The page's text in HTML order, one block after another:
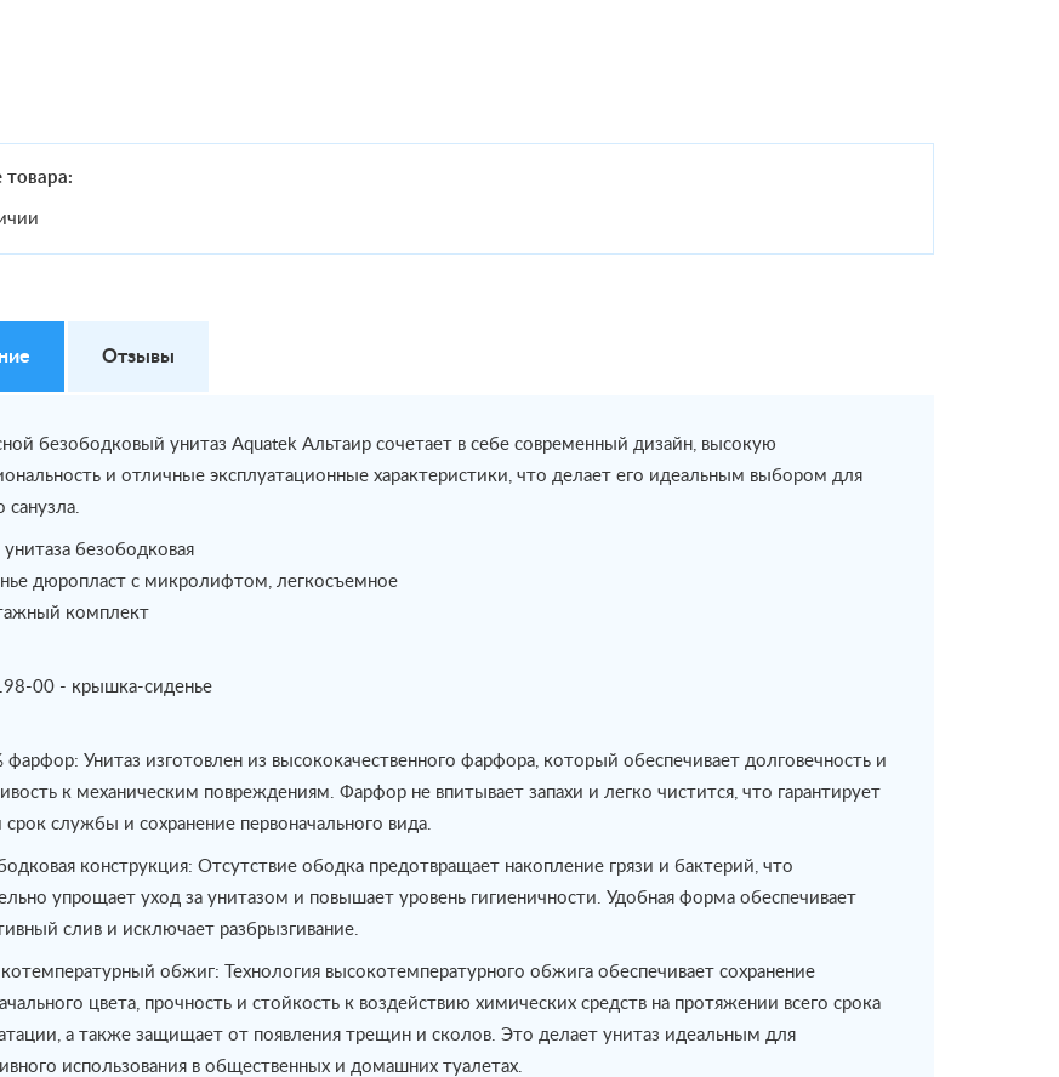
товара:
Отзывы
безободковый унитаз Aquatek Альтаир сочетает в себе современный дизайн, высокую
и отличные эксплуатационные характеристики, что делает его идеальным выбором для
санузла.
безободковая
дюропласт с микролифтом, легкосъемное
комплект
00 - крышка-сиденье
фарфор: Унитаз изготовлен из высококачественного фарфора, который обеспечивает долговечность и
к механическим повреждениям. Фарфор не впитывает запахи и легко чистится, что гарантирует
срок службы и сохранение первоначального вида.
конструкция: Отсутствие ободка предотвращает накопление грязи и бактерий, что
упрощает уход за унитазом и повышает уровень гигиеничности. Удобная форма обеспечивает
слив и исключает разбрызгивание.
обжиг: Технология высокотемпературного обжига обеспечивает сохранение
цвета, прочность и стойкость к воздействию химических средств на протяжении всего срока
а также защищает от появления трещин и сколов. Это делает унитаз идеальным для
использования в общественных и домашних туалетах.